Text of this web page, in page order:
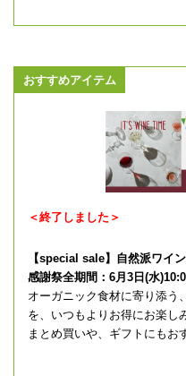
おすすめアイテム
＜終了しました＞
【special sale】自然派ワイ
感謝祭全期間：6月3日(水
オーガニック食材に寄り添う
を、いつもよりお得にお楽し
まとめ買いや、ギフトにもお